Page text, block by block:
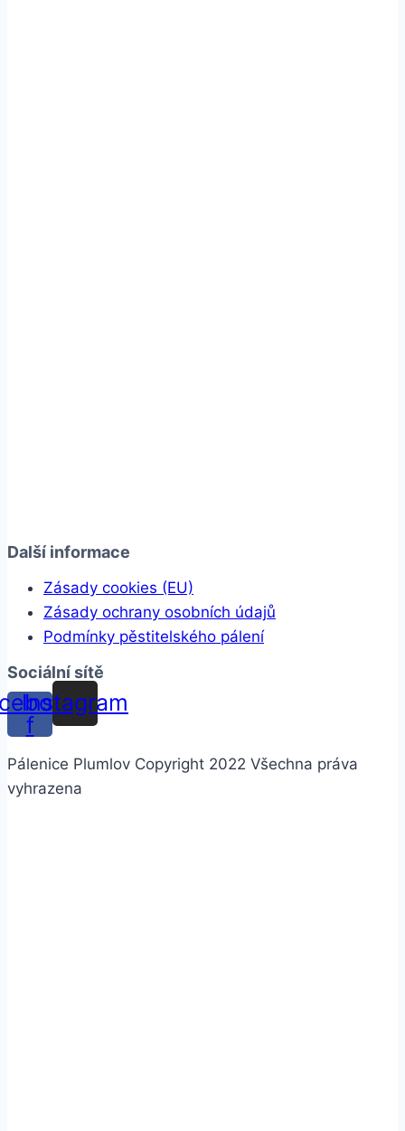
Další informace
Zásady cookies (EU)
Zásady ochrany osobních údajů
Podmínky pěstitelského pálení
Sociální sítě
f
Instagram
Pálenice Plumlov Copyright 2022 Všechna práva
vyhrazena